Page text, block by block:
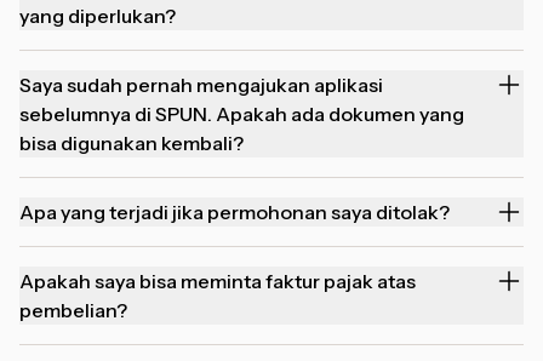
yang diperlukan?
Saya sudah pernah mengajukan aplikasi
sebelumnya di SPUN. Apakah ada dokumen yang
bisa digunakan kembali?
Apa yang terjadi jika permohonan saya ditolak?
Apakah saya bisa meminta faktur pajak atas
pembelian?